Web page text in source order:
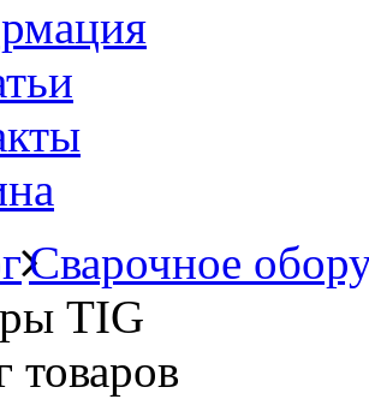
Сварочное
TIG
товаров